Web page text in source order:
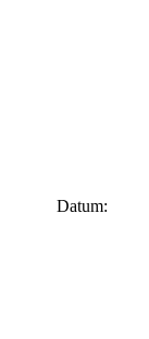
Datum: